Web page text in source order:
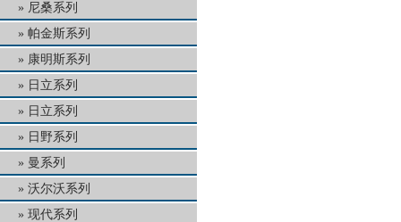
尼桑系列
帕金斯系列
康明斯系列
日立系列
日立系列
日野系列
曼系列
沃尔沃系列
现代系列